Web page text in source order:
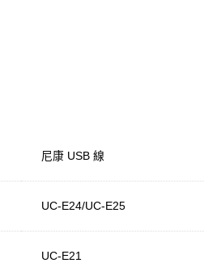
尼康 USB 線
UC-E24/UC-E25
UC-E21